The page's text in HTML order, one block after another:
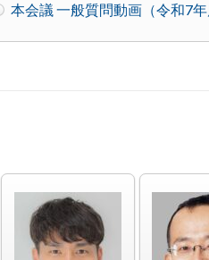
本会議 一般質問動画（令和7年